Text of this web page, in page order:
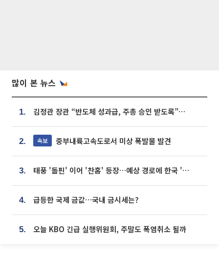
많이 본 뉴스
1. 김정관 장관 “반도체 성과급, 주총 승인 받도록”…상법·자본시장법 개정 시사
2. 속보 중부내륙고속도로서 미상 폭발물 발견
3. 태풍 '돌핀' 이어 '찬홈' 등장…예상 경로에 한국 '한숨'
4. 급등한 국제 금값…국내 금시세는?
5. 오늘 KBO 긴급 실행위원회, 주말도 폭염취소 될까